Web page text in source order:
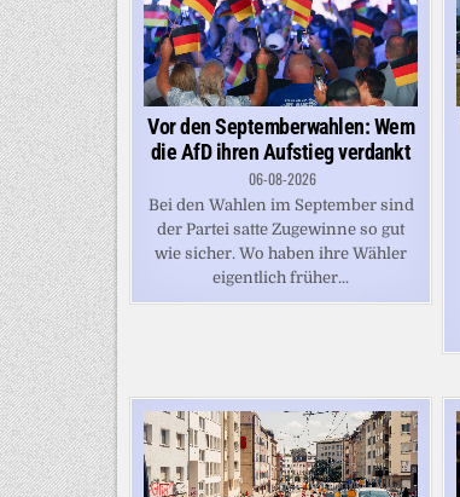
Vor den Septemberwahlen: Wem
die AfD ihren Aufstieg verdankt
06-08-2026
Bei den Wahlen im September sind
der Partei satte Zugewinne so gut
wie sicher. Wo haben ihre Wähler
eigentlich früher...